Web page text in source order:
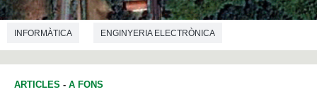
INFORMÀTICA ENGINYERIA ELECTRÒNICA
ENGINYERIA DE TELECOMUNICACIONS
ARTICLES - A FONS